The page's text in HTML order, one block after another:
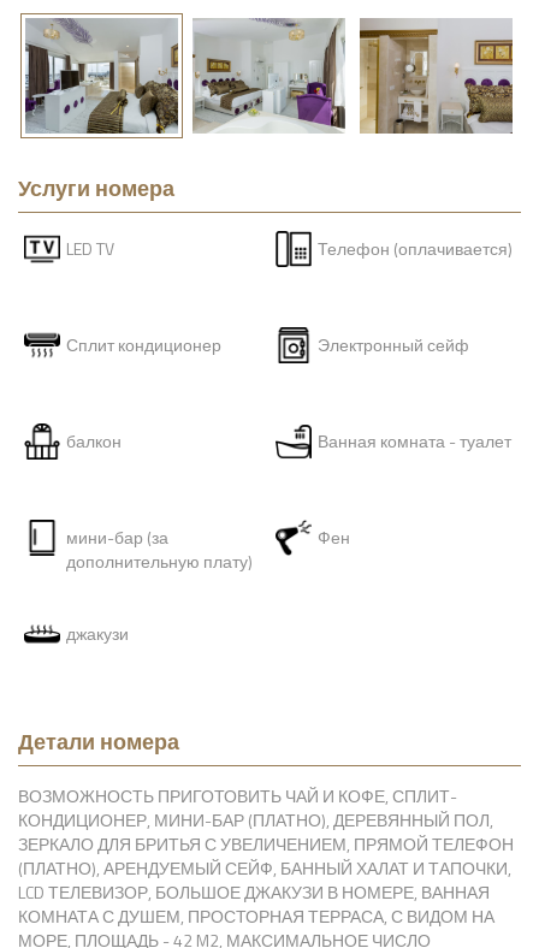
Услуги номера
LED TV Телефон (оплачивается)
Сплит кондиционер Электронный сейф
балкон Ванная комната - туалет
мини-бар (за
дополнительную плату)
Фен
джакузи
Детали номера
ВОЗМОЖНОСТЬ ПРИГОТОВИТЬ ЧАЙ И КОФЕ, СПЛИТ-
КОНДИЦИОНЕР, МИНИ-БАР (ПЛАТНО), ДЕРЕВЯННЫЙ ПОЛ,
ЗЕРКАЛО ДЛЯ БРИТЬЯ С УВЕЛИЧЕНИЕМ, ПРЯМОЙ ТЕЛЕФОН
(ПЛАТНО), АРЕНДУЕМЫЙ СЕЙФ, БАННЫЙ ХАЛАТ И ТАПОЧКИ,
LCD ТЕЛЕВИЗОР, БОЛЬШОЕ ДЖАКУЗИ В НОМЕРЕ, ВАННАЯ
КОМНАТА С ДУШЕМ, ПРОСТОРНАЯ ТЕРРАСА, С ВИДОМ НА
МОРЕ, ПЛОЩАДЬ - 42 M2, МАКСИМАЛЬНОЕ ЧИСЛО